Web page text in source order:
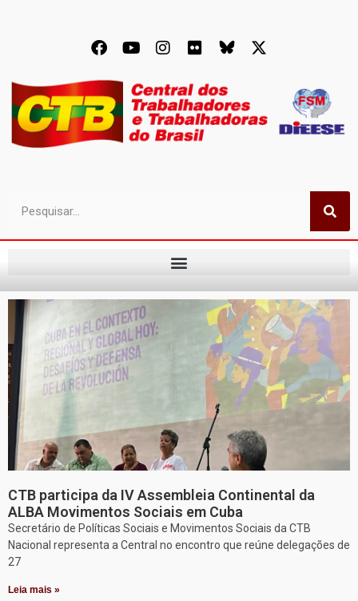
CTB participa da IV Assembleia Continental da
ALBA Movimentos Sociais em Cuba
Secretário de Políticas Sociais e Movimentos Sociais da CTB
Nacional representa a Central no encontro que reúne delegações de
27
Leia mais »